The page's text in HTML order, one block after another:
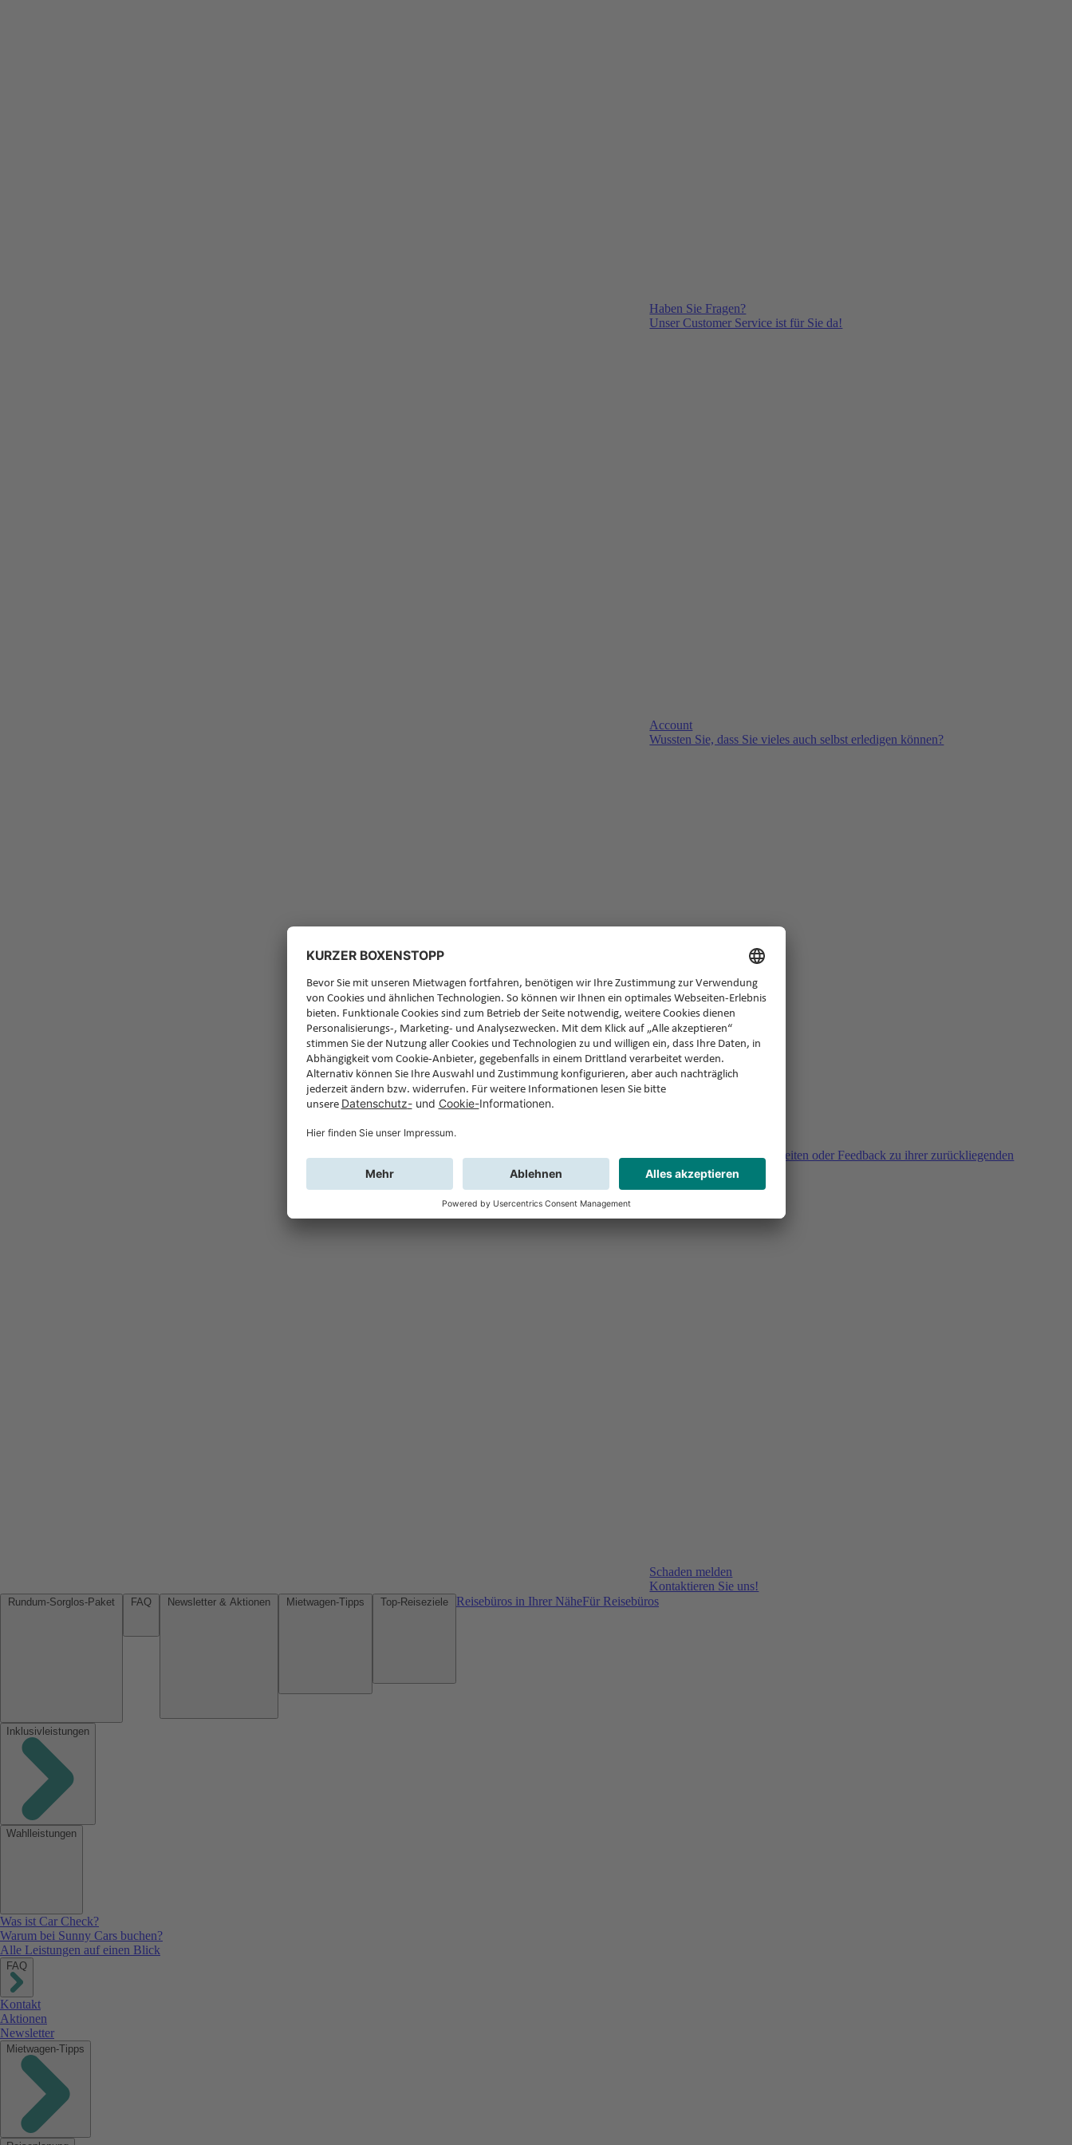
Haben Sie Fragen?
Unser Customer Service ist für Sie da!
Account
Wussten Sie, dass Sie vieles auch selbst erledigen können?
Sie haben Fragen, Unklarheiten oder Feedback zu ihrer zurückliegenden
Buchung?
Schaden melden
Kontaktieren Sie uns!
Reisebüros in Ihrer NäheFür Reisebüros
Inklusivleistungen
Wahlleistungen
Was ist Car Check?
Warum bei Sunny Cars buchen?
Alle Leistungen auf einen Blick
FAQ
Kontakt
Aktionen
Newsletter
Mietwagen-Tipps